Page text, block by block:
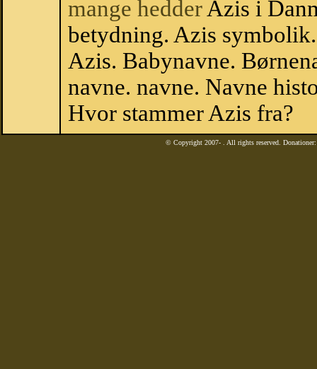
mange hedder Azis i
betydning. Azis
Azis. Babynavne.
navne. navne. Navne
Hvor stammer Azis fra?
© Copyright 2007- . All rights reserved.